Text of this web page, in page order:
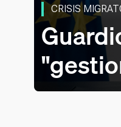
CRISIS